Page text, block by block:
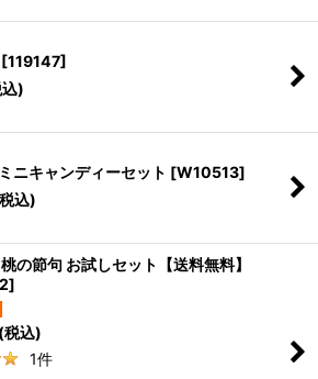
[119147]
)
ニキャンディーセット [W10513]
込)
の節句 お試しセット【送料無料】
]
(税込)
1件